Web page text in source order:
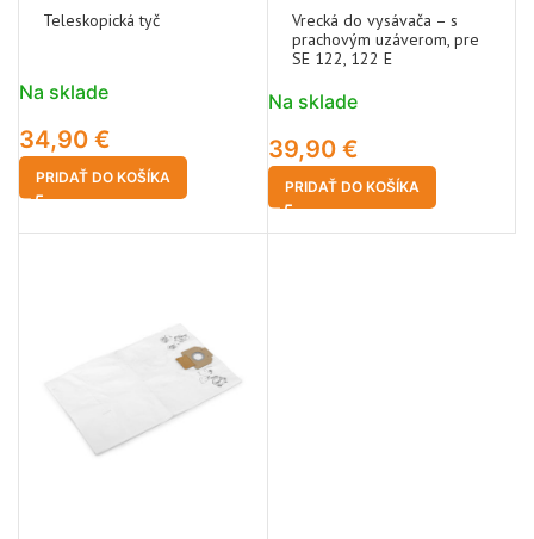
Teleskopická tyč
Na sklade
34,90 €
PRIDAŤ DO KOŠÍKA
Vrecká do vysávača – s
prachovým uzáverom, pre
SE 122, 122 E
Na sklade
39,90 €
PRIDAŤ DO KOŠÍKA